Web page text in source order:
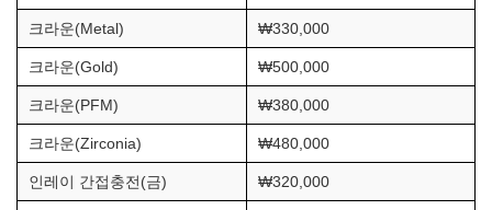
크라운(Metal) ₩330,000
크라운(Gold) ₩500,000
크라운(PFM) ₩380,000
크라운(Zirconia) ₩480,000
인레이 간접충전(금) ₩320,000